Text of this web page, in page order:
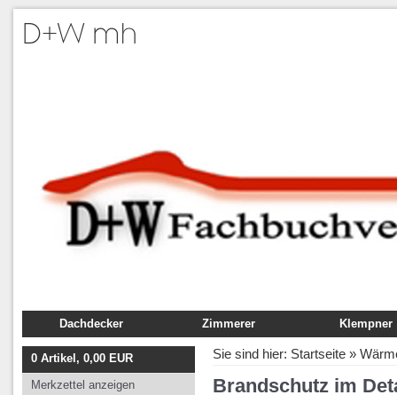
Dachdecker
Fachbuch
Ausbildung
Zimmerer
Fachbuch
Ausbildung
Klempner
Fachbuch
Ausbildung
0 Artikel, 0,00 EUR
Merkzettel anzeigen
Sie sind hier: Startseite »
Brandschutz im